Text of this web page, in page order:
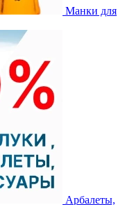
Манки для
Арбалеты,